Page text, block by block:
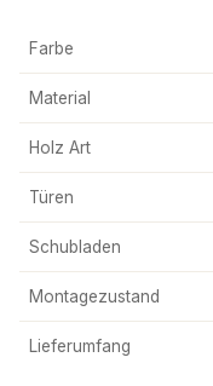
Farbe
Material
Holz Art
Türen
Schubladen
Montagezustand
Lieferumfang